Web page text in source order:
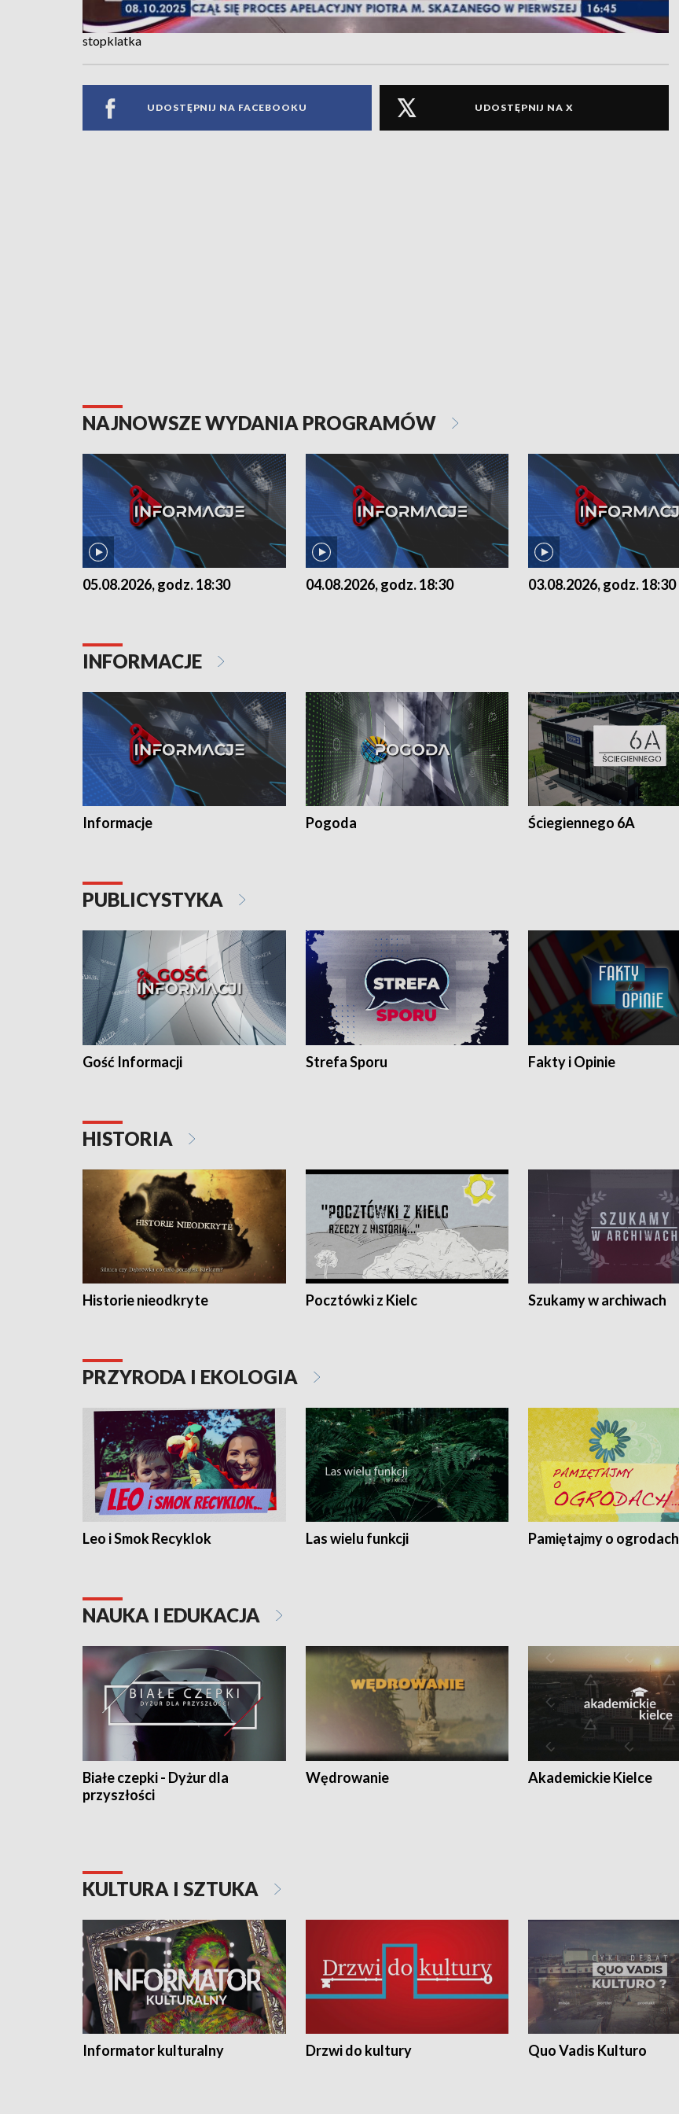
stopklatka
UDOSTĘPNIJ NA FACEBOOKU UDOSTĘPNIJ NA X
NAJNOWSZE WYDANIA PROGRAMÓW
05.08.2026, godz. 18:30 04.08.2026, godz. 18:30 03.08.2026, godz. 18:30
INFORMACJE
Informacje Pogoda Ściegiennego 6A
PUBLICYSTYKA
Gość Informacji Strefa Sporu Fakty i Opinie
HISTORIA
Historie nieodkryte Pocztówki z Kielc Szukamy w archiwach
PRZYRODA I EKOLOGIA
Leo i Smok Recyklok Las wielu funkcji Pamiętajmy o ogrodach
NAUKA I EDUKACJA
Białe czepki - Dyżur dla
przyszłości
Wędrowanie Akademickie Kielce
KULTURA I SZTUKA
Informator kulturalny Drzwi do kultury Quo Vadis Kulturo